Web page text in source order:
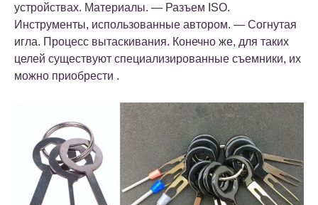
устройствах. Материалы. — Разъем ISO.
Инструменты, использованные автором. — Согнутая
игла. Процесс вытаскивания. Конечно же, для таких
целей существуют специализированные съемники, их
можно приобрести .